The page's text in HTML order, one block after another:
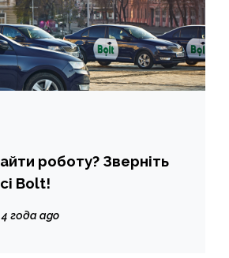
роботу? Зверніть
Bolt!
4 года ago